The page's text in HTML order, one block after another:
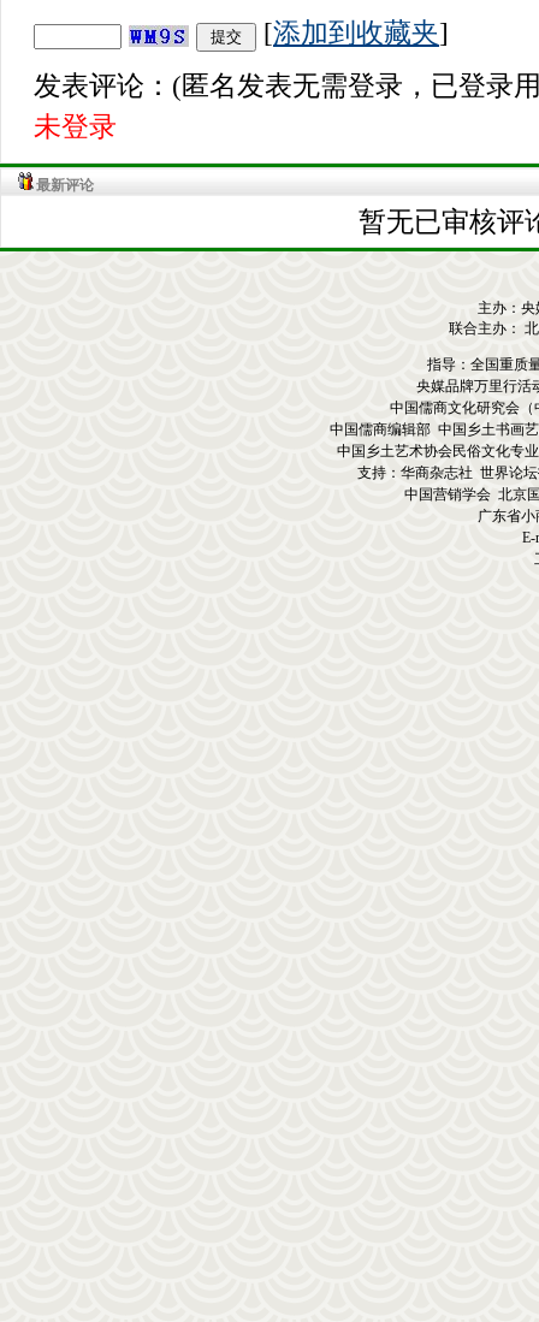
[添加到收藏夹]
发表评论：(匿名发表无需登录，已登录
未登录
最新评论
暂无已审核评
主办：
联合主办：
指导：全国重质
央媒品牌万里行活
中国儒商文化研究会
中国儒商编辑部 中国乡土书画
中国乡土艺术协会民俗文化专
支持：华商杂志社 世界论
中国营销学会 北京
广东省
E-